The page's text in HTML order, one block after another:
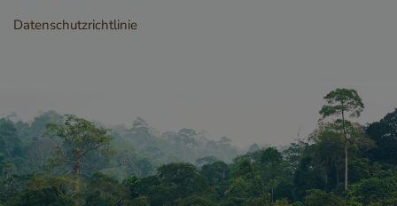
Datenschutzrichtliniedie Website nicht ordnungsgemäß verwendet